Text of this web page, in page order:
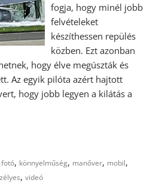
fogja, hogy minél jobb
felvételeket
készíthessen repülés
közben. Ezt azonban
hogy élve megúszták és
Az egyik pilóta azért hajtott
hogy jobb legyen a kilátás a
fotó, könnyelműség, manőver, mobil,
,videó